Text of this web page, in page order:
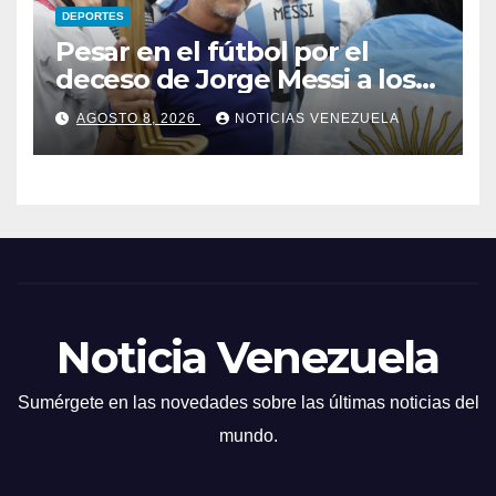
DEPORTES
Pesar en el fútbol por el
deceso de Jorge Messi a los
68 años
AGOSTO 8, 2026 NOTICIAS VENEZUELA
Noticia Venezuela
Sumérgete en las novedades sobre las últimas noticias del
mundo.